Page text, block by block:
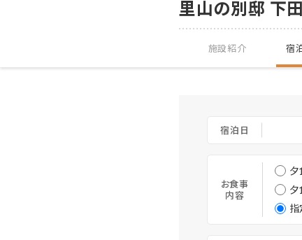
里山の別邸 下
施設紹介 宿
宿泊日
お食事
内容
夕
指